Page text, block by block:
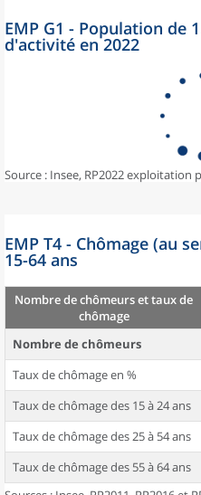
EMP G1 - Population de
d'activité en 2022
Source : Insee, RP2022 exploitation
EMP T4 - Chômage (au
15-64 ans
Nombre de chômeurs et taux de
chômage
Nombre de chômeurs
Taux de chômage en %
Taux de chômage des 15 à 24 ans
Taux de chômage des 25 à 54 ans
Taux de chômage des 55 à 64 ans